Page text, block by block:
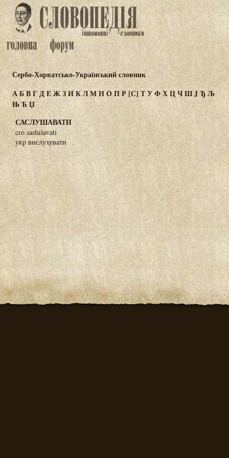
Сербо-Хорватсько-Український словник
АБВГДЕЖЗИКЛМНОПР [С] ТУФХЦЧШJЂЉ
ЊЋЏ
САСЛУШАВАТИ
cro saslušavati
укр вислухувати